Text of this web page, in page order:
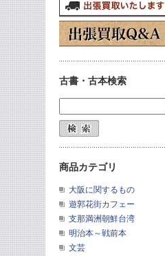
古書・古本検索
商品カテゴリ
大阪に関するもの
遊郭花街カフェー
支那満洲朝鮮台湾
明治本～戦前本
文芸